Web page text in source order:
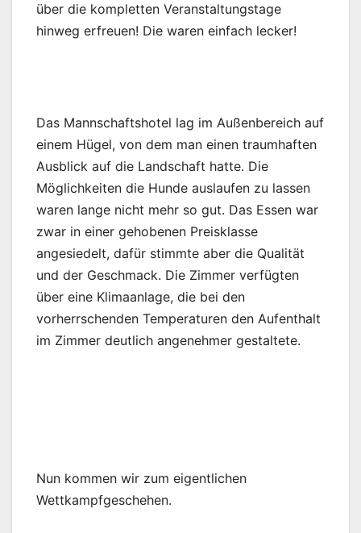
über die kompletten Veranstaltungstage
hinweg erfreuen! Die waren einfach lecker!
Das Mannschaftshotel lag im Außenbereich auf
einem Hügel, von dem man einen traumhaften
Ausblick auf die Landschaft hatte. Die
Möglichkeiten die Hunde auslaufen zu lassen
waren lange nicht mehr so gut. Das Essen war
zwar in einer gehobenen Preisklasse
angesiedelt, dafür stimmte aber die Qualität
und der Geschmack. Die Zimmer verfügten
über eine Klimaanlage, die bei den
vorherrschenden Temperaturen den Aufenthalt
im Zimmer deutlich angenehmer gestaltete.
Nun kommen wir zum eigentlichen
Wettkampfgeschehen.